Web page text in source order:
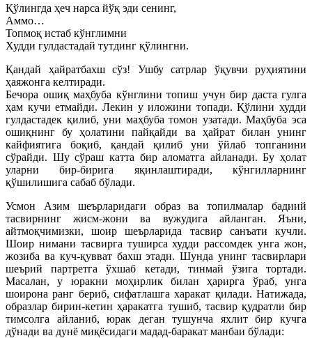
Қўлингда ҳеч нарса йўқ эди сенинг,
Аммо…
Топмоқ истаб кўнглимни
Худди гулдастадай тутдинг қўлингни.
Қандай ҳайратбахш сўз! Ушбу сатрлар ўқувчи руҳиятини
ҳаяжонга келтиради.
Бечора ошиқ маҳбуба кўнглини топиш учун бир даста гулга
ҳам кучи етмайди. Лекин у иложини топади. Қўлини худди
гулдастадек қилиб, уни маҳбуба томон узатади. Маҳбуба эса
ошиқнинг бу ҳолатини пайқайди ва ҳайрат билан унинг
кайфиятига боқиб, қандай қилиб уни ўйлаб топганини
сўрайди. Шу сўраш катта бир аломатга айланади. Бу ҳолат
уларни бир-бирига яқинлаштиради, кўнгилларнинг
қўшилишига сабаб бўлади.
Усмон Азим шеърларидаги образ ва топилмалар бадиий
тасвирнинг жисм-жони ва вужудига айланган. Яъни,
айтмоқчимизки, шоир шеърларида тасвир санъати кучли.
Шоир нимани тасвирга туширса худди рассомдек унга жон,
жозиба ва куч-қувват бахш этади. Шунда унинг тасвирлари
шеърий партретга ўхшаб кетади, тинмай ўзига тортади.
Масалан, у юракни моҳирлик билан ҳарирга ўраб, унга
шоирона ранг бериб, сифатлашга харакат қилади. Натижада,
образлар бирин-кетин ҳаракатга тушиб, тасвир қудратли бир
тимсолга айланиб, юрак деган тушунча яхлит бир кучга
дўнади ва дунё миқёсидаги мадад-баракат манбаи бўлади: